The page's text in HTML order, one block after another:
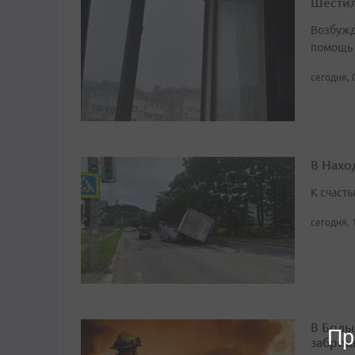
помощь
сегодня,
В
К
сегодня,
В